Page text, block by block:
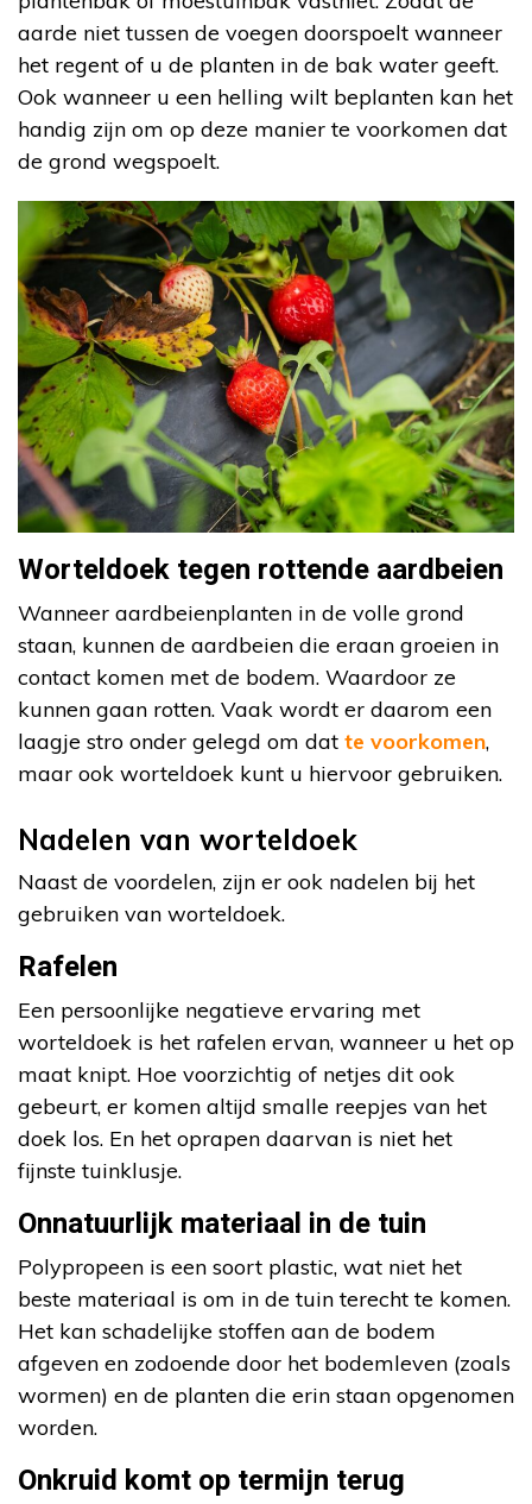
aarde niet tussen de voegen doorspoelt wanneer
het regent of u de planten in de bak water geeft.
Ook wanneer u een helling wilt beplanten kan het
handig zijn om op deze manier te voorkomen dat
de grond wegspoelt.
Worteldoek tegen rottende aardbeien
Wanneer aardbeienplanten in de volle grond
staan, kunnen de aardbeien die eraan groeien in
contact komen met de bodem. Waardoor ze
kunnen gaan rotten. Vaak wordt er daarom een
laagje stro onder gelegd om dat te voorkomen,
maar ook worteldoek kunt u hiervoor gebruiken.
Nadelen van worteldoek
Naast de voordelen, zijn er ook nadelen bij het
gebruiken van worteldoek.
Rafelen
Een persoonlijke negatieve ervaring met
worteldoek is het rafelen ervan, wanneer u het op
maat knipt. Hoe voorzichtig of netjes dit ook
gebeurt, er komen altijd smalle reepjes van het
doek los. En het oprapen daarvan is niet het
fijnste tuinklusje.
Onnatuurlijk materiaal in de tuin
Polypropeen is een soort plastic, wat niet het
beste materiaal is om in de tuin terecht te komen.
Het kan schadelijke stoffen aan de bodem
afgeven en zodoende door het bodemleven (zoals
wormen) en de planten die erin staan opgenomen
worden.
Onkruid komt op termijn terug